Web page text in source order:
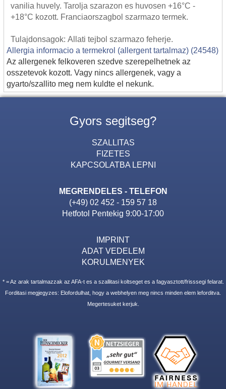
vanilia huvely. Tarolja szarazon es huvosen +16°C -
+18°C kozott. Franciaorszagbol szarmazo termek.
Tulajdonsagok: Allati tejbol szarmazo feherje.
Allergia informacio a termekrol (allergent tartalmaz) (24548)
Az allergenek felkoveren szedve szerepelhetnek az
osszetevok kozott. Vagy nincs allergenek, vagy a
gyarto/szallito meg nem kuldte el nekunk.
Gyors segitseg?
SZALLITAS
FIZETES
KAPCSOLATBA LEPNI
MEGRENDELES - TELEFON
(+49) 02 452 - 159 57 18
Hetfotol Pentekig 9:00-17:00
IMPRINT
ADAT VEDELEM
KORULMENYEK
* = Az arak tartalmazzak az AFA-t es a szallitasi koltseget es a fagyasztott/frisssegi felarat.
Forditasi megjegyzes: Elofordulhat, hogy a webhelyen meg nincs minden elem leforditva.
Megertesuket kerjuk.